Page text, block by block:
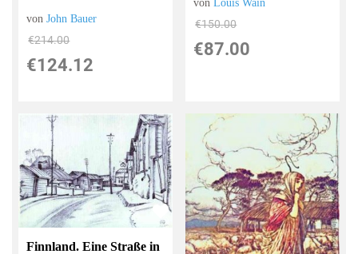
vonJohn Bauer
€214.00
€124.12
vonLouis Wain
€150.00
€87.00
Finnland. Eine Straße in